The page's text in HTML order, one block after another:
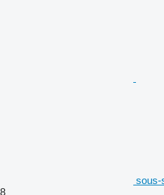
sous-
8